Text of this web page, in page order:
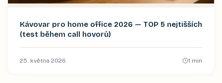
Kávovar pro home office 2026 — TOP 5 nejtišších
(test během call hovorů)
25. května 2026 1 min